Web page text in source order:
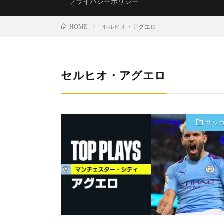
HOME セルヒオ・アグエロ
セルヒオ・アグエロ
サッ